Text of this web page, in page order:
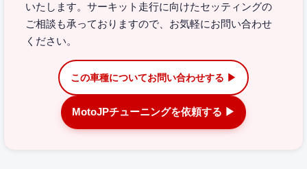
いたします。サーキット走行に向けたセッティングの
ご相談も承っておりますので、お気軽にお問い合わせ
ください。
この車種についてお問い合わせする ▶
MotoJPチューニングを依頼する ▶